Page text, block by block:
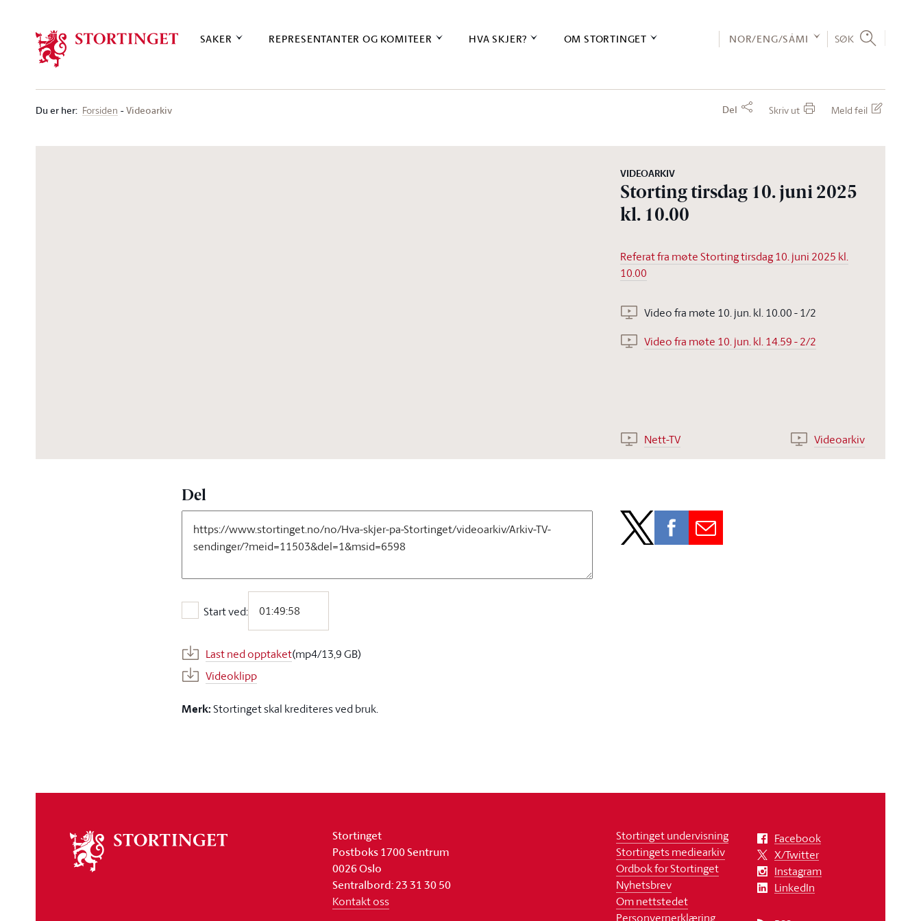
SAKER REPRESENTANTER OG KOMITEER HVA SKJER? OM STORTINGET NOR/ENG/SÁMI SØK
Du er her: Forsiden Videoarkiv Del Skriv ut Meld feil
VIDEOARKIV
Storting tirsdag 10. juni 2025
kl. 10.00
Referat fra møte Storting tirsdag 10. juni 2025 kl.
10.00
Video fra møte 10. jun. kl. 10.00 - 1/2
Video fra møte 10. jun. kl. 14.59 - 2/2
Nett-TV Videoarkiv
Del
Start ved:
Start ved:
Last ned opptaket(mp4/13,9 GB)
Videoklipp
Merk:Stortinget skal krediteres ved bruk.
stortinget
Stortinget
Postboks 1700 Sentrum
0026 Oslo
Sentralbord: 23 31 30 50
Kontakt oss
Stortinget undervisning
Stortingets mediearkiv
Ordbok for Stortinget
Nyhetsbrev
Om nettstedet
Personvernerklæring
Facebook
X/Twitter
Instagram
LinkedIn